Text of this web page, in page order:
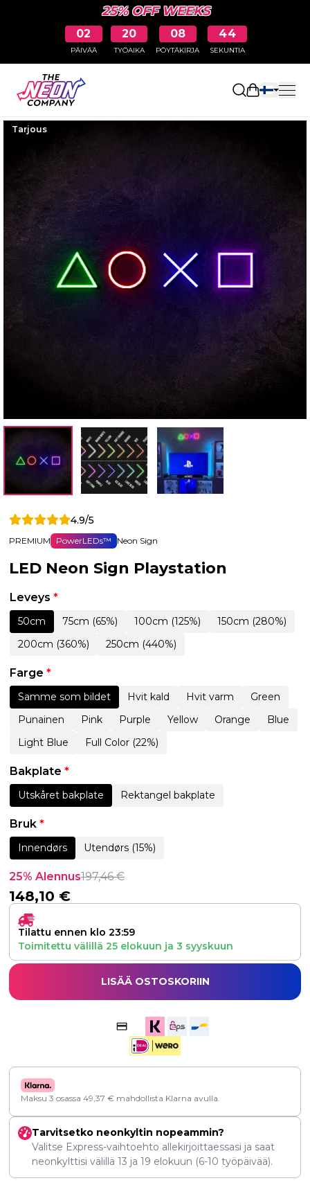
25% OFF WEEKS
02
PÄIVÄÄ
20
TYÖAIKA
08
PÖYTÄKIRJA
44
SEKUNTIA
Avaa
Tarjous
4.9/5
PREMIUM PowerLEDs™ Neon Sign
LED Neon Sign Playstation
Leveys *
50cm 75cm (65%) 100cm (125%)
150cm (280%)
200cm (360%)
250cm (440%)
Farge *
Samme som bildet Hvit kald Hvit varm
Green
Punainen
Pink Purple Yellow Orange
Blue
Light Blue
Full Color (22%)
Bakplate *
Utskåret bakplate Rektangel bakplate
Bruk *
Innendørs Utendørs (15%)
25% Alennus197,46€
148,10 €
Tilattu ennen klo 23:59
Toimitettu välillä 25 elokuun ja 3 syyskuun
LISÄÄ OSTOSKORIIN
Maksu 3 osassa 49,37 € mahdollista Klarna avulla.
Tarvitsetko neonkyltin nopeammin?
Valitse Express-vaihtoehto allekirjoittaessasi ja saat
neonkylttisi välillä 13 ja 19 elokuun (6-10 työpäivää).